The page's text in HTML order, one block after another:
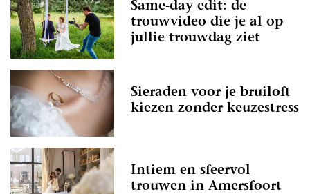
Same-day edit: de
trouwvideo die je al op
jullie trouwdag ziet
Sieraden voor je bruiloft
kiezen zonder keuzestress
Intiem en sfeervol
trouwen in Amersfoort